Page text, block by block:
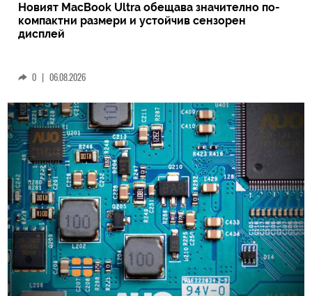
Новият MacBook Ultra обещава значително по-
компактни размери и устойчив сензорен
дисплей
0 | 06.08.2026